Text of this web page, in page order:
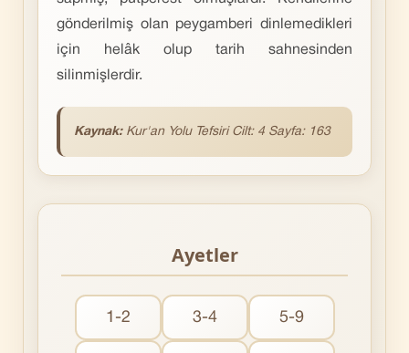
gönderilmiş olan peygamberi dinlemedikleri
için helâk olup tarih sahnesinden
silinmişlerdir.
Kaynak: Kur'an Yolu Tefsiri Cilt: 4 Sayfa: 163
Ayetler
1-2 3-4 5-9